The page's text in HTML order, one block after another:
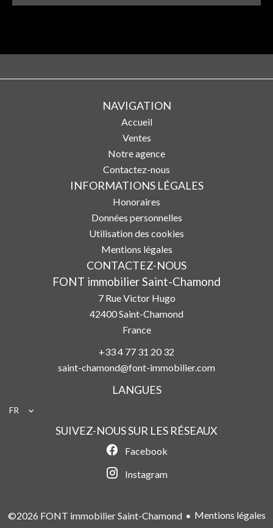
NAVIGATION
Accueil
Ventes
Notre agence
Contactez-nous
INFORMATIONS LÉGALES
Honoraires
Données personnelles
Utilisation des cookies
Mentions légales
CONTACTEZ-NOUS
FONT immobilier Saint-Chamond
7 Rue Victor Hugo
42400Saint-Chamond
France
+33 4 77 31 20 32
saint-chamond@font-immobilier.com
LANGUES
FR
SUIVEZ-NOUS SUR LES RÉSEAUX
Facebook
Instagram
©2026 FONT immobilier Saint-Chamond
Mentions légales